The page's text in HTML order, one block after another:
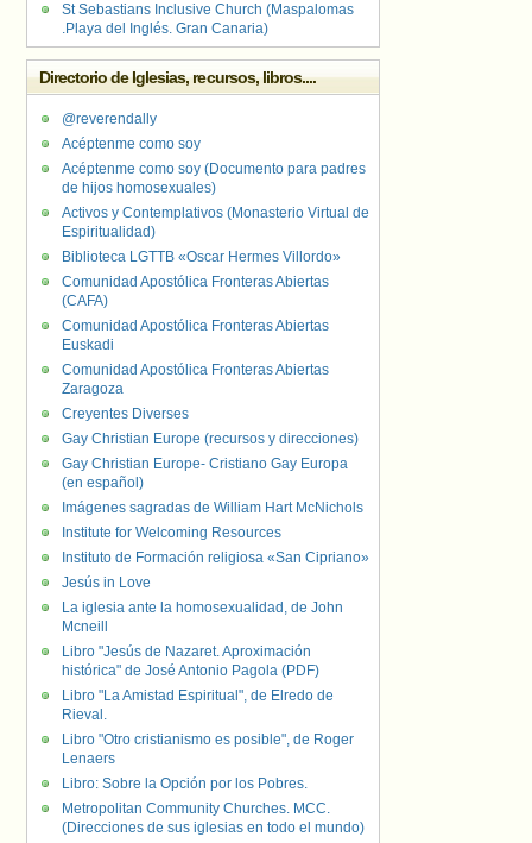
St Sebastians Inclusive Church (Maspalomas
.Playa del Inglés. Gran Canaria)
Directorio de Iglesias, recursos, libros....
@reverendally
Acéptenme como soy
Acéptenme como soy (Documento para padres
de hijos homosexuales)
Activos y Contemplativos (Monasterio Virtual de
Espiritualidad)
Biblioteca LGTTB «Oscar Hermes Villordo»
Comunidad Apostólica Fronteras Abiertas
(CAFA)
Comunidad Apostólica Fronteras Abiertas
Euskadi
Comunidad Apostólica Fronteras Abiertas
Zaragoza
Creyentes Diverses
Gay Christian Europe (recursos y direcciones)
Gay Christian Europe- Cristiano Gay Europa
(en español)
Imágenes sagradas de William Hart McNichols
Institute for Welcoming Resources
Instituto de Formación religiosa «San Cipriano»
Jesús in Love
La iglesia ante la homosexualidad, de John
Mcneill
Libro "Jesús de Nazaret. Aproximación
histórica" de José Antonio Pagola (PDF)
Libro "La Amistad Espiritual", de Elredo de
Rieval.
Libro "Otro cristianismo es posible", de Roger
Lenaers
Libro: Sobre la Opción por los Pobres.
Metropolitan Community Churches. MCC.
(Direcciones de sus iglesias en todo el mundo)